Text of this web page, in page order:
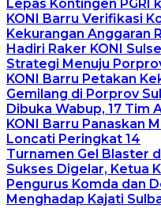
Lepas Kontingen PGRI
KONI Barru Verifikasi
Kekurangan Anggaran
Hadiri Raker KONI
Strategi Menuju
KONI Barru Petakan
Gemilang di Porprov
Dibuka Wabup, 17 Tim
KONI Barru Panaskan
Loncati Peringkat 14
Turnamen Gel Blaster
Sukses Digelar, Ketua
Pengurus Komda dan
Menghadap Kajati